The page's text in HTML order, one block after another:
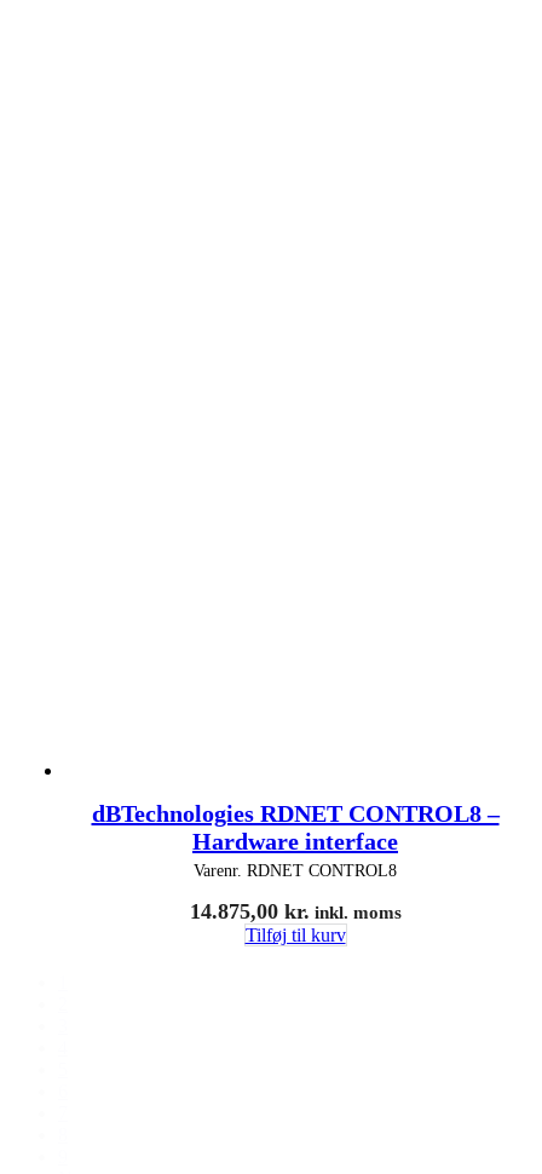
dBTechnologies RDNET CONTROL8 –
Hardware interface
Varenr. RDNET CONTROL8
14.875,00 kr. inkl. moms
Tilføj til kurv